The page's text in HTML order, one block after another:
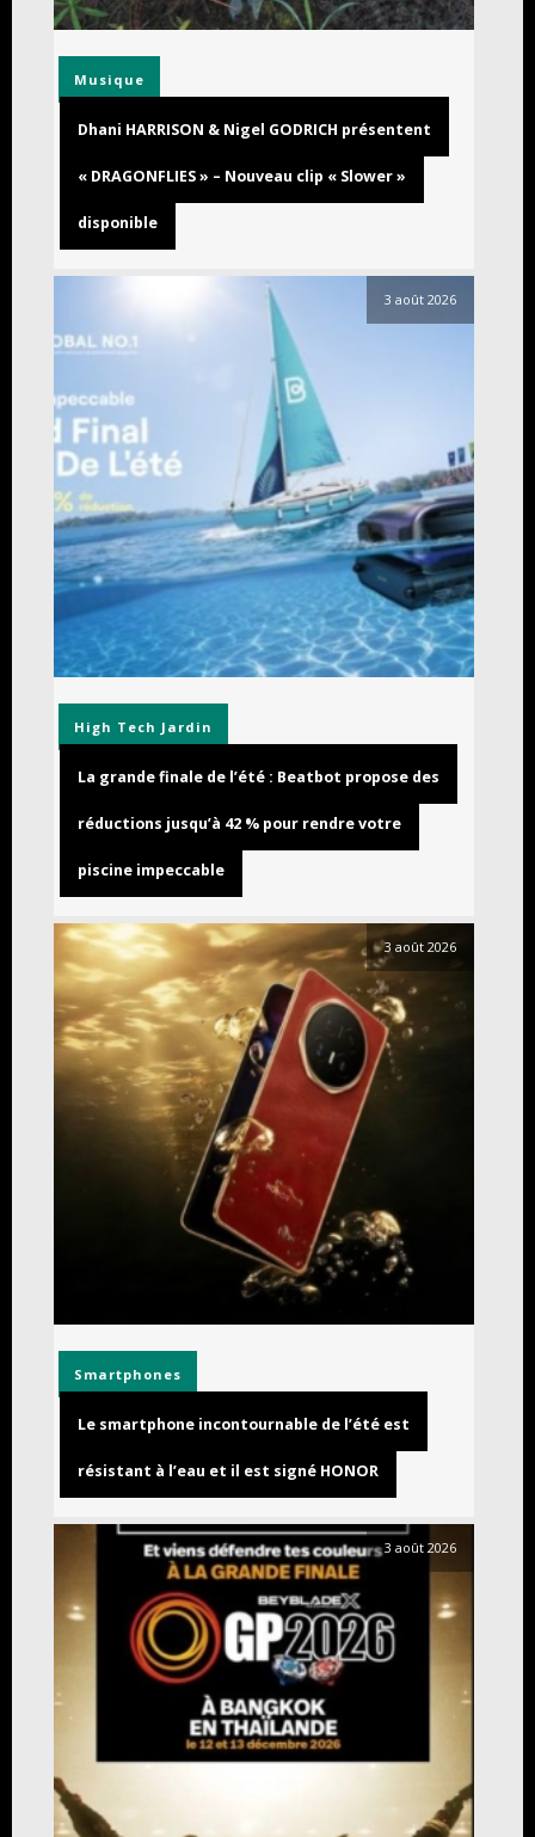
Musique
Dhani HARRISON & Nigel GODRICH présentent
« DRAGONFLIES » – Nouveau clip « Slower »
disponible
3 août 2026
High Tech Jardin
La grande finale de l’été : Beatbot propose des
réductions jusqu’à 42 % pour rendre votre
piscine impeccable
3 août 2026
Smartphones
Le smartphone incontournable de l’été est
résistant à l’eau et il est signé HONOR
3 août 2026